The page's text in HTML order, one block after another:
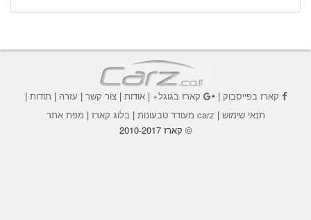
קארז בפייסבוק| קארז בגוגל+|אודות |צור קשר | עזרה | תודות |
תנאי שימוש | carz מעודד טבעונות | בלוג קארז | מפת אתר
© קארז 2010-2017